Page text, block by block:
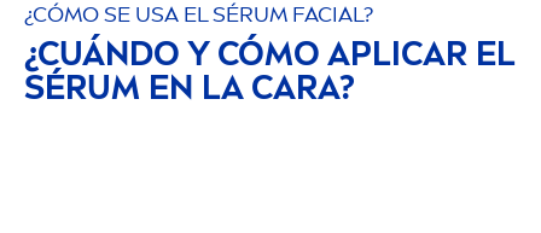
¿CÓMO SE USA EL SÉRUM FACIAL?
¿CUÁNDO Y CÓMO APLICAR EL
SÉRUM EN LA CARA?